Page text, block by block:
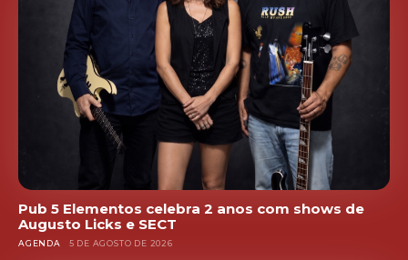
Pub 5 Elementos celebra 2 anos com shows de
Augusto Licks e SECT
AGENDA 5 DE AGOSTO DE 2026